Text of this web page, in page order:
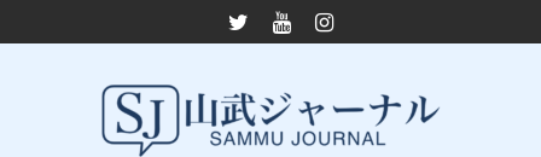
to